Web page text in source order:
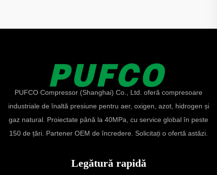
PUFCO Compressor (Shanghai) Co., Ltd. oferă compresoare
industriale de înaltă presiune pentru aer, oxigen, azot, hidrogen și
gaz natural. Proiectate până la 40MPa, cu service global în peste
150 de țări. Partener OEM de încredere. Solicitați o ofertă astăzi.
Legătură rapidă